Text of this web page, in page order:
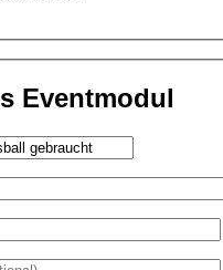
Eventmodul